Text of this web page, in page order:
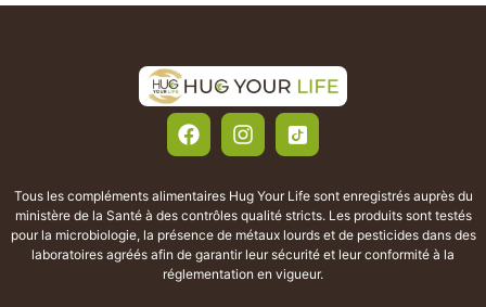
Tous les compléments alimentaires Hug Your Life sont enregistrés auprès du
ministère de la Santé à des contrôles qualité stricts. Les produits sont testés
pour la microbiologie, la présence de métaux lourds et de pesticides dans des
laboratoires agréés afin de garantir leur sécurité et leur conformité à la
réglementation en vigueur.